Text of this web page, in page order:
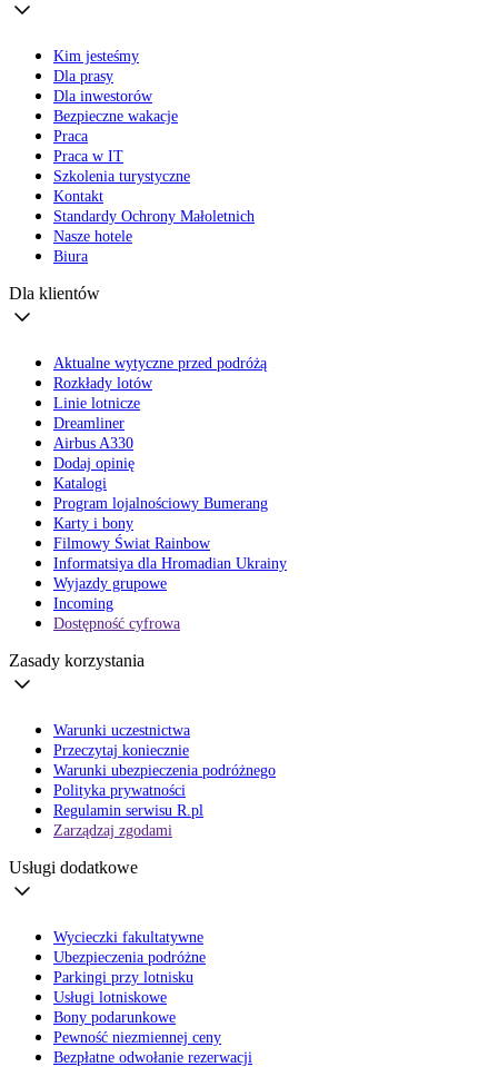
Kim jesteśmy
Dla prasy
Dla inwestorów
Bezpieczne wakacje
Praca
Praca w IT
Szkolenia turystyczne
Kontakt
Standardy Ochrony Małoletnich
Nasze hotele
Biura
Dla klientów
Aktualne wytyczne przed podróżą
Rozkłady lotów
Linie lotnicze
Dreamliner
Airbus A330
Dodaj opinię
Katalogi
Program lojalnościowy Bumerang
Karty i bony
Filmowy Świat Rainbow
Informatsiya dla Hromadian Ukrainy
Wyjazdy grupowe
Incoming
Dostępność cyfrowa
Zasady korzystania
Warunki uczestnictwa
Przeczytaj koniecznie
Warunki ubezpieczenia podróżnego
Polityka prywatności
Regulamin serwisu R.pl
Zarządzaj zgodami
Usługi dodatkowe
Wycieczki fakultatywne
Ubezpieczenia podróżne
Parkingi przy lotnisku
Usługi lotniskowe
Bony podarunkowe
Pewność niezmiennej ceny
Bezpłatne odwołanie rezerwacji